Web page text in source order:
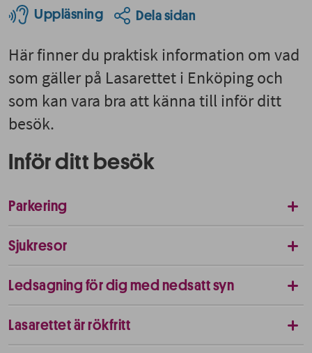
Uppläsning Dela sidan
Här finner du praktisk information om vad
som gäller på Lasarettet i Enköping och
som kan vara bra att känna till inför ditt
besök.
Inför ditt besök
Parkering
Sjukresor
Ledsagning för dig med nedsatt syn
Lasarettet är rökfritt